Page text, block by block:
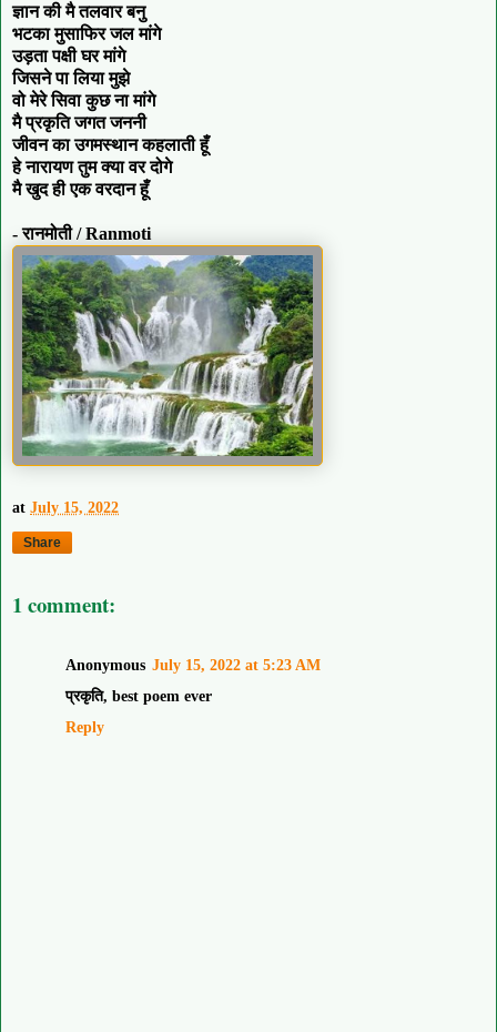
ज्ञान की मै तलवार बनु
भटका मुसाफिर जल मांगे
उड़ता पक्षी घर मांगे
जिसने पा लिया मुझे
वो मेरे सिवा कुछ ना मांगे
मै प्रकृति जगत जननी
जीवन का उगमस्थान कहलाती हूँ
हे नारायण तुम क्या वर दोगे
मै खुद ही एक वरदान हूँ
- रानमोती / Ranmoti
at July 15, 2022
Share
1 comment:
Anonymous July 15, 2022 at 5:23 AM
प्रकृति, best poem ever
Reply